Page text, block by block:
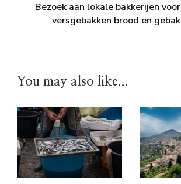
Bezoek aan lokale bakkerijen voor
versgebakken brood en gebak
You may also like...